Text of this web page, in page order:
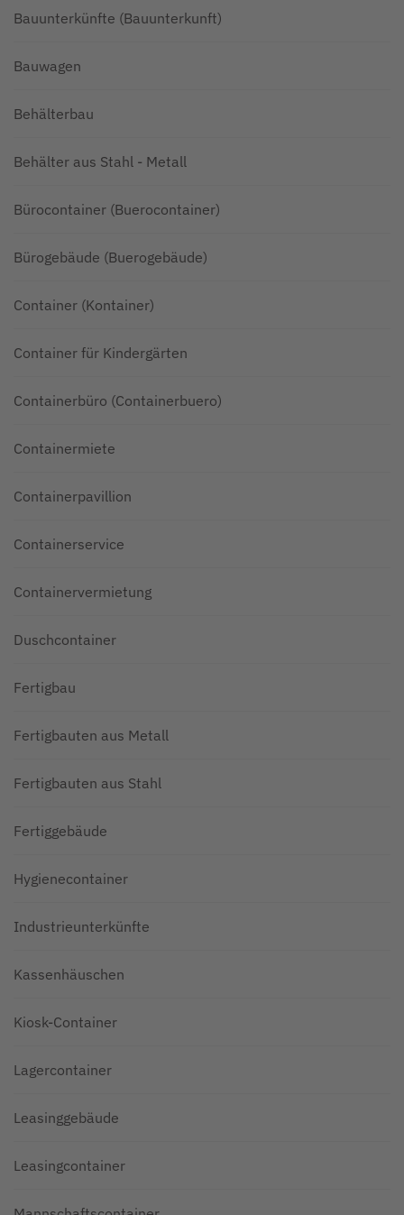
Bauunterkünfte (Bauunterkunft)
Bauwagen
Behälterbau
Behälter aus Stahl - Metall
Bürocontainer (Buerocontainer)
Bürogebäude (Buerogebäude)
Container (Kontainer)
Container für Kindergärten
Containerbüro (Containerbuero)
Containermiete
Containerpavillion
Containerservice
Containervermietung
Duschcontainer
Fertigbau
Fertigbauten aus Metall
Fertigbauten aus Stahl
Fertiggebäude
Hygienecontainer
Industrieunterkünfte
Kassenhäuschen
Kiosk-Container
Lagercontainer
Leasinggebäude
Leasingcontainer